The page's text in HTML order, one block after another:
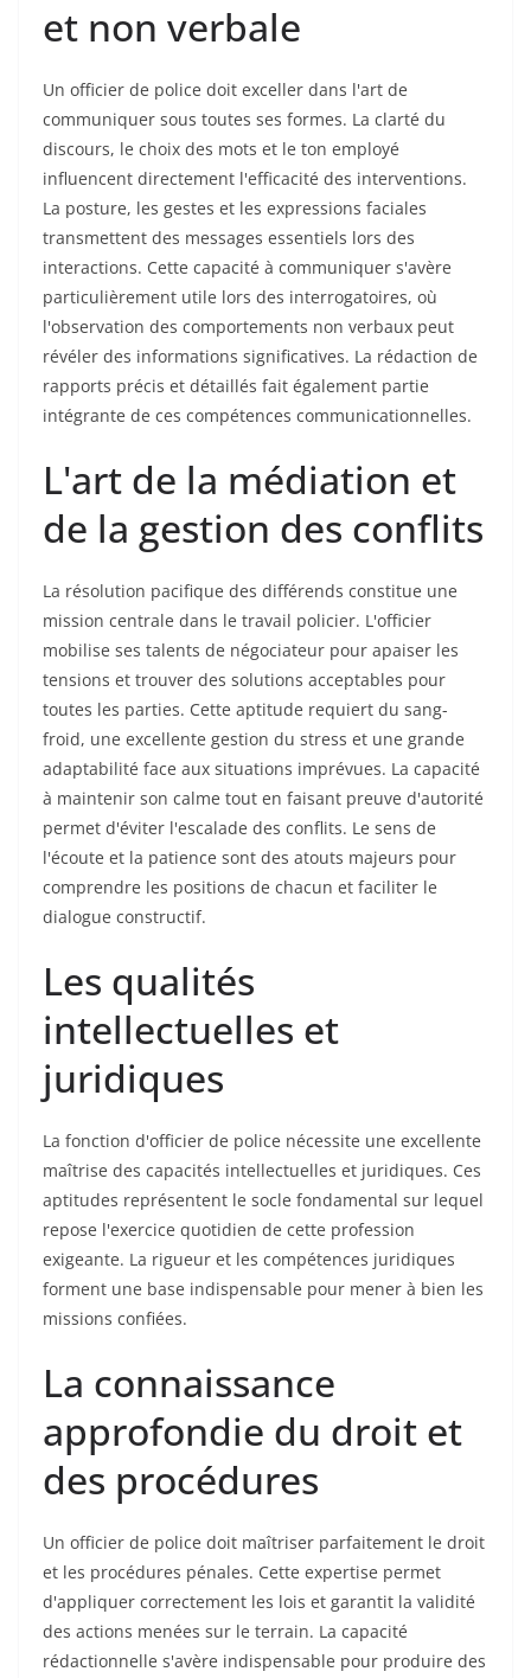
et non verbale
Un officier de police doit exceller dans l'art de
communiquer sous toutes ses formes. La clarté du
discours, le choix des mots et le ton employé
influencent directement l'efficacité des interventions.
La posture, les gestes et les expressions faciales
transmettent des messages essentiels lors des
interactions. Cette capacité à communiquer s'avère
particulièrement utile lors des interrogatoires, où
l'observation des comportements non verbaux peut
révéler des informations significatives. La rédaction de
rapports précis et détaillés fait également partie
intégrante de ces compétences communicationnelles.
L'art de la médiation et
de la gestion des conflits
La résolution pacifique des différends constitue une
mission centrale dans le travail policier. L'officier
mobilise ses talents de négociateur pour apaiser les
tensions et trouver des solutions acceptables pour
toutes les parties. Cette aptitude requiert du sang-
froid, une excellente gestion du stress et une grande
adaptabilité face aux situations imprévues. La capacité
à maintenir son calme tout en faisant preuve d'autorité
permet d'éviter l'escalade des conflits. Le sens de
l'écoute et la patience sont des atouts majeurs pour
comprendre les positions de chacun et faciliter le
dialogue constructif.
Les qualités
intellectuelles et
juridiques
La fonction d'officier de police nécessite une excellente
maîtrise des capacités intellectuelles et juridiques. Ces
aptitudes représentent le socle fondamental sur lequel
repose l'exercice quotidien de cette profession
exigeante. La rigueur et les compétences juridiques
forment une base indispensable pour mener à bien les
missions confiées.
La connaissance
approfondie du droit et
des procédures
Un officier de police doit maîtriser parfaitement le droit
et les procédures pénales. Cette expertise permet
d'appliquer correctement les lois et garantit la validité
des actions menées sur le terrain. La capacité
rédactionnelle s'avère indispensable pour produire des